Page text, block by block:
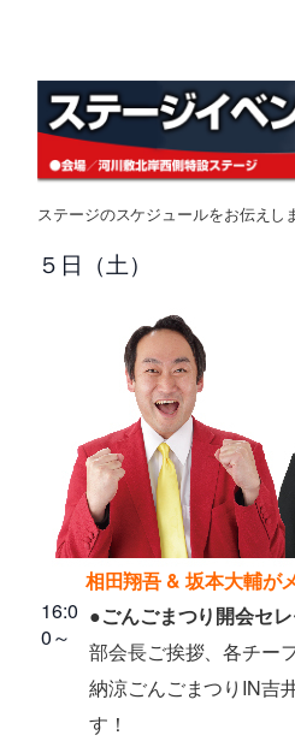
ステージのスケジュールをお伝えし
５日（土）
相田翔吾 & 坂本大輔が
16:0
0～
●ごんごまつり開会セ
部会長ご挨拶、各チー
納涼ごんごまつりIN吉
す！